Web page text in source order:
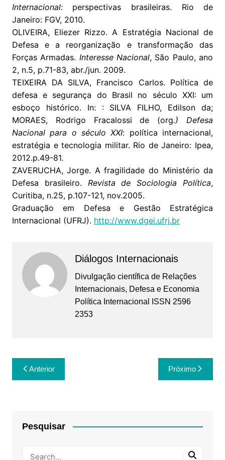
Internacional:perspectivas brasileiras. Rio de
Janeiro: FGV, 2010.
OLIVEIRA, Eliezer Rizzo. A Estratégia Nacional de
Defesa e a reorganização e transformação das
Forças Armadas. Interesse Nacional, São Paulo, ano
2, n.5, p.71-83, abr./jun. 2009.
TEIXEIRA DA SILVA, Francisco Carlos. Política de
defesa e segurança do Brasil no século XXI: um
esboço histórico. In: : SILVA FILHO, Edilson da;
MORAES, Rodrigo Fracalossi de (org.) Defesa
Nacional para o século XXI: política internacional,
estratégia e tecnologia militar. Rio de Janeiro: Ipea,
2012.p.49-81.
ZAVERUCHA, Jorge. A fragilidade do Ministério da
Defesa brasileiro. Revista de Sociologia Política,
Curitiba, n.25, p.107-121, nov.2005.
Graduação em Defesa e Gestão Estratégica
Internacional (UFRJ). http://www.dgei.ufrj.br
Diálogos Internacionais
Divulgação científica de Relações
Internacionais, Defesa e Economia
Política Internacional ISSN 2596
2353
Navegação
de
Anterior Próximo
Pesquisar